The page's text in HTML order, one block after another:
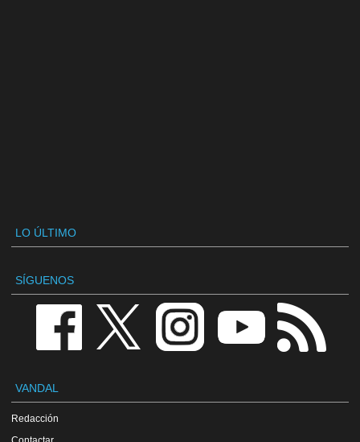
LO ÚLTIMO
SÍGUENOS
VANDAL
Redacción